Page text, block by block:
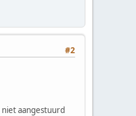
#2
niet aangestuurd